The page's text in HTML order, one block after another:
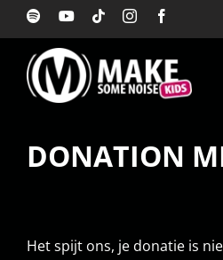
naar
inhoud
DONATION
Het spijt ons, je donatie is